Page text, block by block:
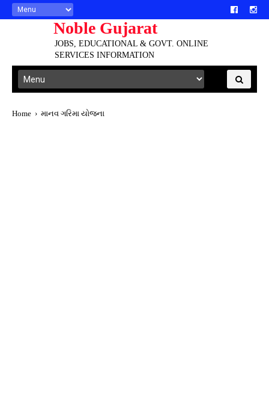
Noble Gujarat
JOBS, EDUCATIONAL & GOVT. ONLINE
SERVICES INFORMATION
Home › માનવ ગરિમા યોજના